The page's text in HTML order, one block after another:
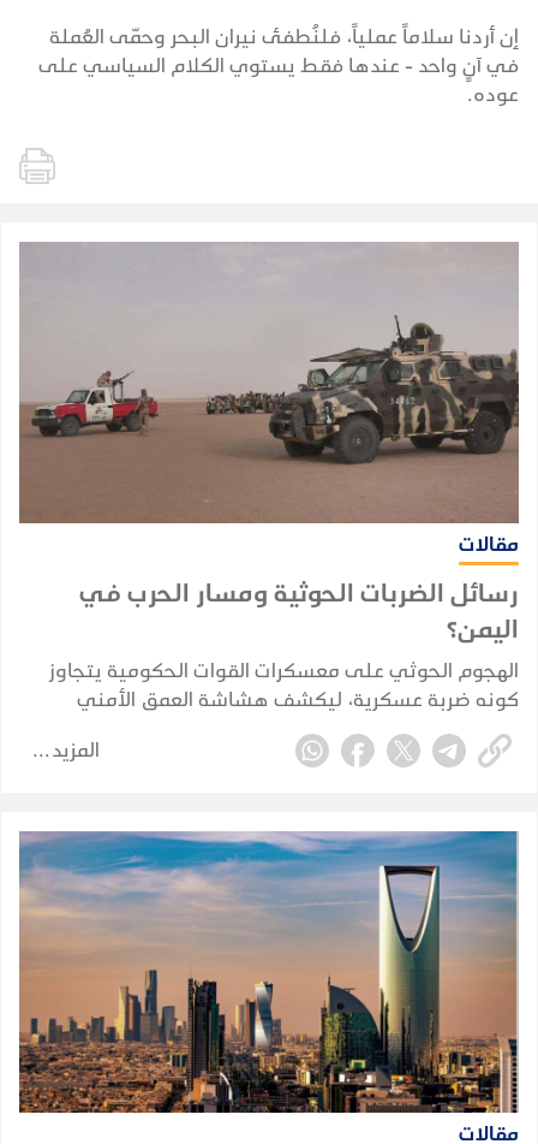
إن أردنا سلاماً عملياً، فلنُطفئ نيران البحر وحمّى العُملة
في آنٍ واحد - عندها فقط يستوي الكلام السياسي على
عوده.
مقالات
رسائل الضربات الحوثية ومسار الحرب في
اليمن؟
الهجوم الحوثي على معسكرات القوات الحكومية يتجاوز
كونه ضربة عسكرية، ليكشف هشاشة العمق الأمني
والاستخباري ويضع الحكومة أمام اختبار حقيقي لحماية
الممرات الحيوية واستعادة زمام المبادرة.
المزيد
مقالات